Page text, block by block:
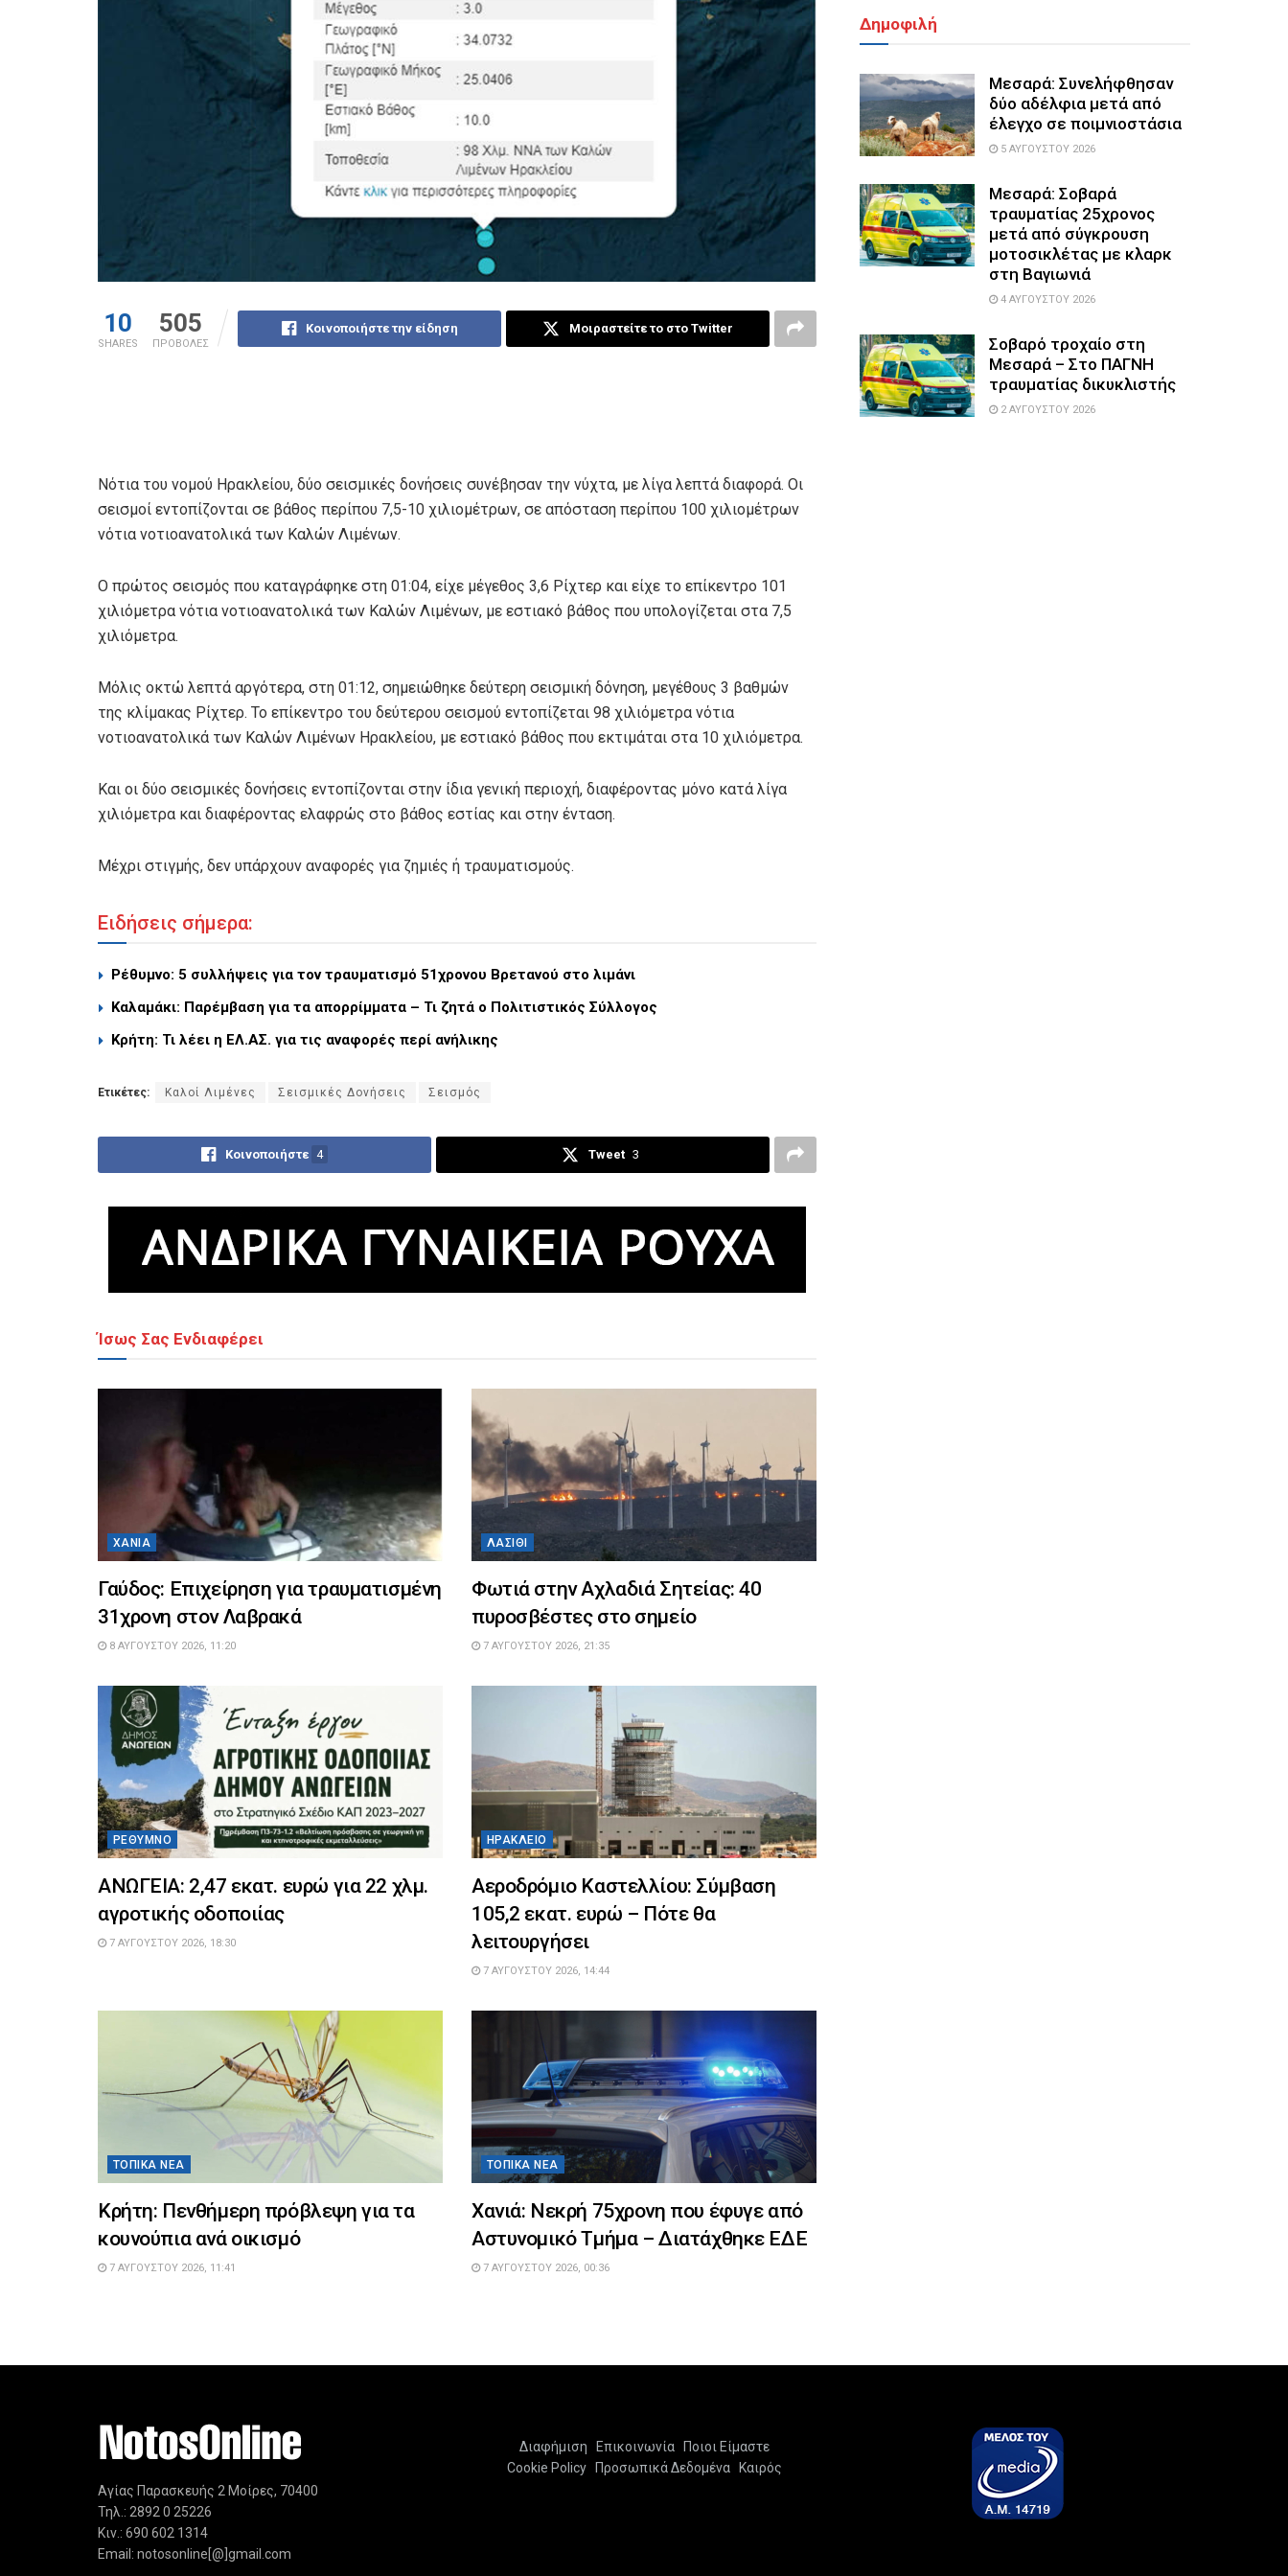
10
SHARES
505
ΠΡΟΒΟΛΕΣ
Κοινοποιήστε την είδηση Μοιραστείτε το στο Twitter
Νότια του νομού Ηρακλείου, δύο σεισμικές δονήσεις συνέβησαν την νύχτα, με λίγα λεπτά διαφορά. Οι
σεισμοί εντοπίζονται σε βάθος περίπου 7,5-10 χιλιομέτρων, σε απόσταση περίπου 100 χιλιομέτρων
νότια νοτιοανατολικά των Καλών Λιμένων.
Ο πρώτος σεισμός που καταγράφηκε στη 01:04, είχε μέγεθος 3,6 Ρίχτερ και είχε το επίκεντρο 101
χιλιόμετρα νότια νοτιοανατολικά των Καλών Λιμένων, με εστιακό βάθος που υπολογίζεται στα 7,5
χιλιόμετρα.
Μόλις οκτώ λεπτά αργότερα, στη 01:12, σημειώθηκε δεύτερη σεισμική δόνηση, μεγέθους 3 βαθμών
της κλίμακας Ρίχτερ. Το επίκεντρο του δεύτερου σεισμού εντοπίζεται 98 χιλιόμετρα νότια
νοτιοανατολικά των Καλών Λιμένων Ηρακλείου, με εστιακό βάθος που εκτιμάται στα 10 χιλιόμετρα.
Και οι δύο σεισμικές δονήσεις εντοπίζονται στην ίδια γενική περιοχή, διαφέροντας μόνο κατά λίγα
χιλιόμετρα και διαφέροντας ελαφρώς στο βάθος εστίας και στην ένταση.
Μέχρι στιγμής, δεν υπάρχουν αναφορές για ζημιές ή τραυματισμούς.
Ειδήσεις σήμερα:
Ρέθυμνο: 5 συλλήψεις για τον τραυματισμό 51χρονου Βρετανού στο λιμάνι
Καλαμάκι: Παρέμβαση για τα απορρίμματα – Τι ζητά ο Πολιτιστικός Σύλλογος
Κρήτη: Τι λέει η ΕΛ.ΑΣ. για τις αναφορές περί ανήλικης
Ετικέτες: Καλοί Λιμένες Σεισμικές Δονήσεις Σεισμός
Κοινοποιήστε 4 Tweet 3
Ίσως Σας Ενδιαφέρει
ΧΑΝΙΆ
Γαύδος: Επιχείρηση για τραυματισμένη
31χρονη στον Λαβρακά
8 ΑΥΓΟΎΣΤΟΥ 2026, 11:20
ΛΑΣΊΘΙ
Φωτιά στην Αχλαδιά Σητείας: 40
πυροσβέστες στο σημείο
7 ΑΥΓΟΎΣΤΟΥ 2026, 21:35
ΡΈΘΥΜΝΟ
ΑΝΩΓΕΙΑ: 2,47 εκατ. ευρώ για 22 χλμ.
αγροτικής οδοποιίας
7 ΑΥΓΟΎΣΤΟΥ 2026, 18:30
ΗΡΆΚΛΕΙΟ
Αεροδρόμιο Καστελλίου: Σύμβαση
105,2 εκατ. ευρώ – Πότε θα
λειτουργήσει
7 ΑΥΓΟΎΣΤΟΥ 2026, 14:44
ΤΟΠΙΚΆ ΝΈΑ
Κρήτη: Πενθήμερη πρόβλεψη για τα
κουνούπια ανά οικισμό
7 ΑΥΓΟΎΣΤΟΥ 2026, 11:41
ΤΟΠΙΚΆ ΝΈΑ
Χανιά: Νεκρή 75χρονη που έφυγε από
Αστυνομικό Τμήμα – Διατάχθηκε ΕΔΕ
7 ΑΥΓΟΎΣΤΟΥ 2026, 00:36
Δημοφιλή
Μεσαρά: Συνελήφθησαν
δύο αδέλφια μετά από
έλεγχο σε ποιμνιοστάσια
5 ΑΥΓΟΎΣΤΟΥ 2026
Μεσαρά: Σοβαρά
τραυματίας 25χρονος
μετά από σύγκρουση
μοτοσικλέτας με κλαρκ
στη Βαγιωνιά
4 ΑΥΓΟΎΣΤΟΥ 2026
Σοβαρό τροχαίο στη
Μεσαρά – Στο ΠΑΓΝΗ
τραυματίας δικυκλιστής
2 ΑΥΓΟΎΣΤΟΥ 2026
Αγίας Παρασκευής 2 Μοίρες, 70400
Τηλ.: 2892 0 25226
Κιν.: 690 602 1314
Email: notosonline[@]gmail.com
Διαφήμιση Επικοινωνία
Ποιοι Είμαστε
Cookie Policy
Προσωπικά Δεδομένα Καιρός